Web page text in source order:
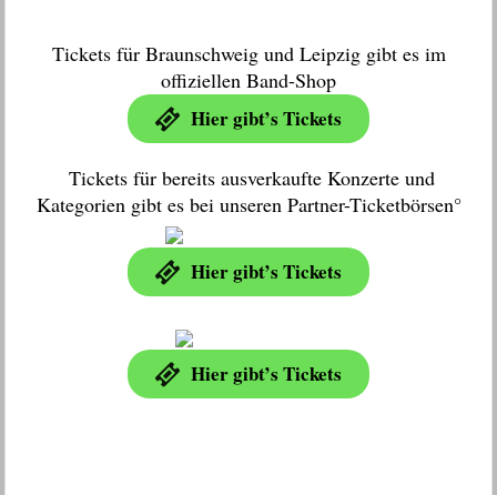
Tickets für Braunschweig und Leipzig gibt es im
offiziellen Band-Shop
Hier gibt’s Tickets
Tickets für bereits ausverkaufte Konzerte und
Kategorien gibt es bei unseren Partner-Ticketbörsen°
Hier gibt’s Tickets
Hier gibt’s Tickets